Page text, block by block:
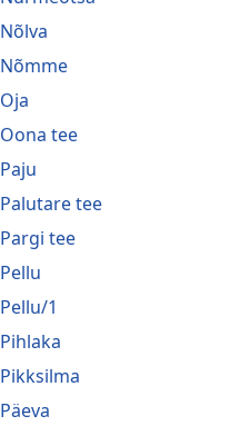
Nõlva
Nõmme
Oja
Oona tee
Paju
Palutare tee
Pargi tee
Pellu
Pellu/1
Pihlaka
Pikksilma
Päeva